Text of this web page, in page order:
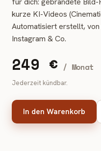
kurze KI-Videos
Automatisiert erstellt,
Instagram & Co.
249 € / Monat
Jederzeit kündbar.
In den Warenkorb